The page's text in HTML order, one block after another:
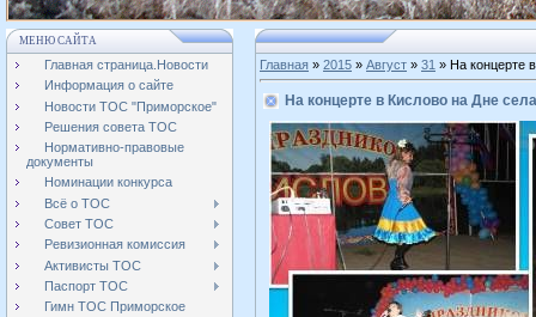
МЕНЮ САЙТА
Главная страница.Новости
Информация о сайте
Новости ТОС "Приморское"
Решения совета ТОС
Нормативно-правовые
документы
Номинации конкурса
Всё о ТОС
Совет ТОС
Ревизионная комиссия
Активисты ТОС
Паспорт ТОС
Гимн ТОС Приморское
Главная » 2015 » Август » 31 » На концерте
На концерте в Кислово на Дне села